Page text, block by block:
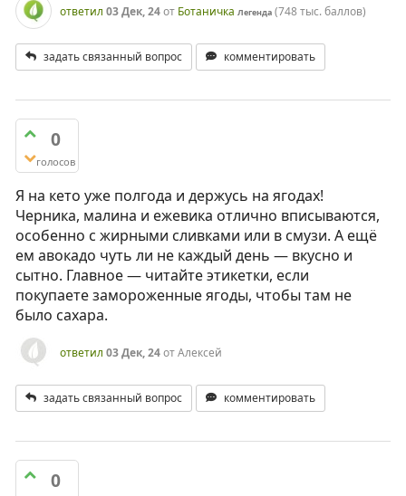
ответил 03 Дек, 24от Ботаничка Легенда (748 тыс.баллов)
задать связанный вопрос комментировать
0
голосов
Я на кето уже полгода и держусь на ягодах!
Черника, малина и ежевика отлично вписываются,
особенно с жирными сливками или в смузи. А ещё
ем авокадо чуть ли не каждый день — вкусно и
сытно. Главное — читайте этикетки, если
покупаете замороженные ягоды, чтобы там не
было сахара.
ответил 03 Дек, 24отАлексей
задать связанный вопрос комментировать
0